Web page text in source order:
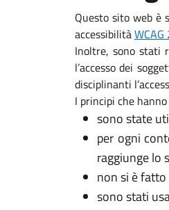
Questo sito web è
accessibilità
Inoltre, sono stati
l’accesso dei
disciplinanti
I principi che
sono state
per ogni
raggiunge lo
non si è
sono stati